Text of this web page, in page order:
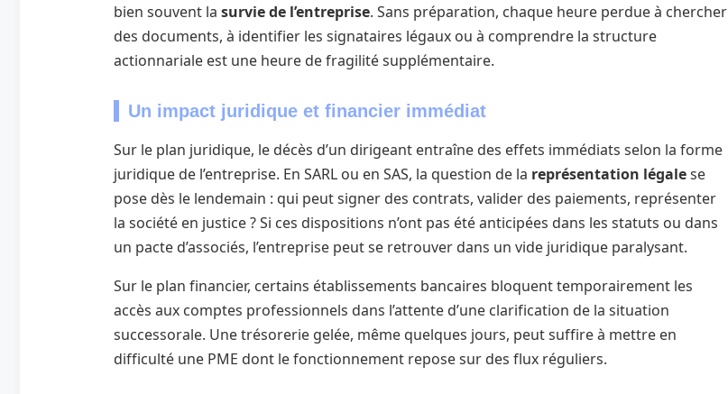
bien souvent la survie de l’entreprise. Sans préparation, chaque heure perdue à chercher
des documents, à identifier les signataires légaux ou à comprendre la structure
actionnariale est une heure de fragilité supplémentaire.
Un impact juridique et financier immédiat
Sur le plan juridique, le décès d’un dirigeant entraîne des effets immédiats selon la forme
juridique de l’entreprise. En SARL ou en SAS, la question de la représentation légalese
pose dès le lendemain : qui peut signer des contrats, valider des paiements, représenter
la société en justice ? Si ces dispositions n’ont pas été anticipées dans les statuts ou dans
un pacte d’associés, l’entreprise peut se retrouver dans un vide juridique paralysant.
Sur le plan financier, certains établissements bancaires bloquent temporairement les
accès aux comptes professionnels dans l’attente d’une clarification de la situation
successorale. Une trésorerie gelée, même quelques jours, peut suffire à mettre en
difficulté une PME dont le fonctionnement repose sur des flux réguliers.